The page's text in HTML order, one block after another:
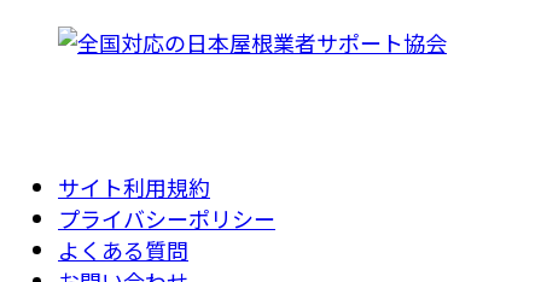
サイト利用規約
プライバシーポリシー
よくある質問